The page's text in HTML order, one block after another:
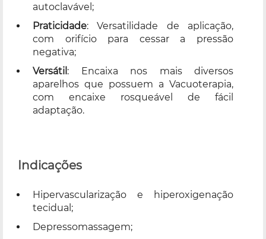
autoclavável;
Praticidade: Versatilidade de aplicação,
com orifício para cessar a pressão
negativa;
Versátil : Encaixa nos mais diversos
aparelhos que possuem a Vacuoterapia,
com encaixe rosqueável de fácil
adaptação.
Indicações
Hipervascularização e hiperoxigenação
tecidual;
Depressomassagem;